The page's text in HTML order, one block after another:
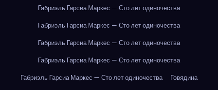
Габриэль Гарсиа Маркес — Сто лет одиночества
Габриэль Гарсиа Маркес — Сто лет одиночества
Габриэль Гарсиа Маркес — Сто лет одиночества
Габриэль Гарсиа Маркес — Сто лет одиночества
Габриэль Гарсиа Маркес — Сто лет одиночества
Говядина